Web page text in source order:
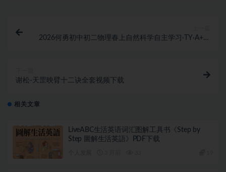
2026何勇初中初二物理春上自然科学自主学习·TY·A+二
谢松-天罡映臂十二诀全套视频下载
相关文章
LiveABC生活英语词汇图解工具书《Step by
Step 圖解生活英語》PDF下载